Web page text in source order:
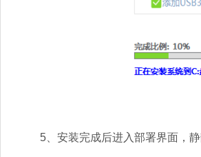
5、安装完成后进入部署界面，静